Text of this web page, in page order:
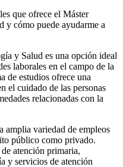
que ofrece el Máster
y cómo puede ayudarme a
y Salud es una opción ideal
laborales en el campo de la
de estudios ofrece una
el cuidado de las personas
relacionadas con la
amplia variedad de empleos
público como privado.
atención primaria,
y servicios de atención